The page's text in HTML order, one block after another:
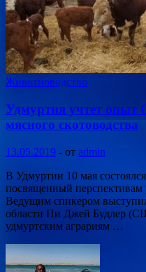
Животноводство
Удмуртия учтет
мясного скотоводства
13.05.2019 - от admin
В Удмуртии 10 мая
посвященный перспективам
Ведущим спикером
области Пи Джей Будлер
удмуртским аграриям …